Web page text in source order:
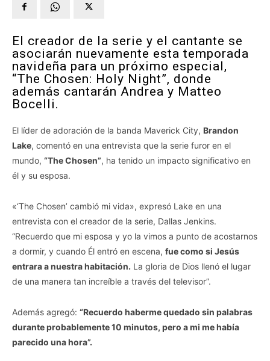
El creador de la serie y el cantante se
asociarán nuevamente esta temporada
navideña para un próximo especial,
“The Chosen: Holy Night”, donde
además cantarán Andrea y Matteo
Bocelli.
El líder de adoración de la banda Maverick City, Brandon
Lake, comentó en una entrevista que la serie furor en el
mundo, “The Chosen”, ha tenido un impacto significativo en
él y su esposa.
«‘The Chosen’ cambió mi vida», expresó Lake en una
entrevista con el creador de la serie, Dallas Jenkins.
“Recuerdo que mi esposa y yo la vimos a punto de acostarnos
a dormir, y cuando Él entró en escena, fue como si Jesús
entrara a nuestra habitación. La gloria de Dios llenó el lugar
de una manera tan increíble a través del televisor”.
Además agregó: “Recuerdo haberme quedado sin palabras
durante probablemente 10 minutos, pero a mi me había
parecido una hora”.